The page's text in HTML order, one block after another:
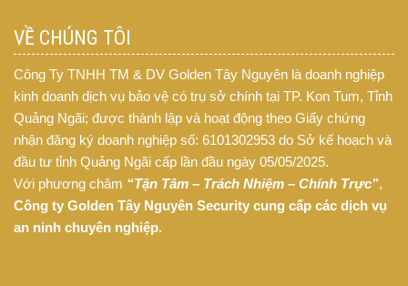
VỀ CHÚNG TÔI
Công Ty TNHH TM & DV Golden Tây Nguyên là doanh nghiệp
kinh doanh dịch vụ bảo vệ có trụ sở chính tại TP. Kon Tum, Tỉnh
Quảng Ngãi; được thành lập và hoạt động theo Giấy chứng
nhận đăng ký doanh nghiệp số: 6101302953 do Sở kế hoạch và
đầu tư tỉnh Quảng Ngãi cấp lần đầu ngày 05/05/2025.
Với phương châm “Tận Tâm – Trách Nhiệm – Chính Trực”,
Công ty Golden Tây Nguyên Security cung cấp các dịch vụ
an ninh chuyên nghiệp.